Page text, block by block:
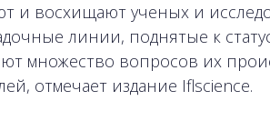
и восхищают ученых и
линии, поднятые к
множество вопросов их
отмечает издание Iflscience.